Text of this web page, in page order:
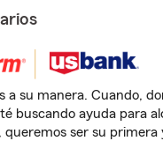
a su manera. Cuando,
buscando ayuda para
queremos ser su primera